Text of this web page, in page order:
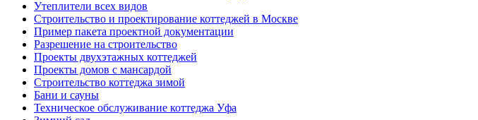
Утеплители всех видов
Строительство и проектирование коттеджей в Москве
Пример пакета проектной документации
Разрешение на строительство
Проекты двухэтажных коттеджей
Проекты домов с мансардой
Строительство коттеджа зимой
Бани и сауны
Техническое обслуживание коттеджа Уфа